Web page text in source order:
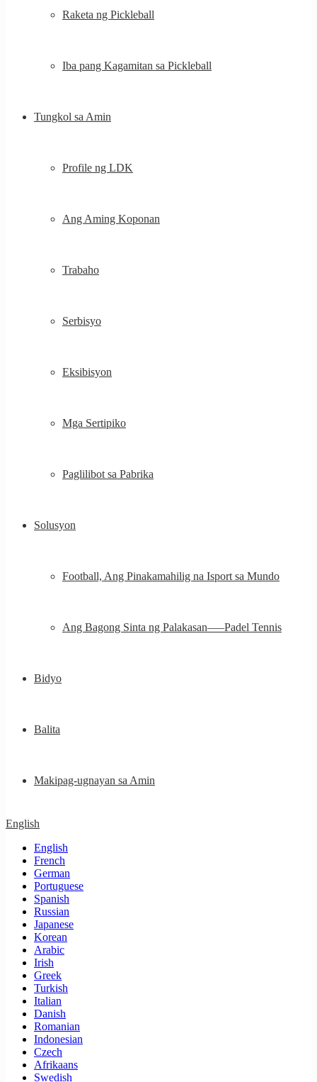
Raketa ng Pickleball
Iba pang Kagamitan sa Pickleball
Tungkol sa Amin
Profile ng LDK
Ang Aming Koponan
Trabaho
Serbisyo
Eksibisyon
Mga Sertipiko
Paglilibot sa Pabrika
Solusyon
Football, Ang Pinakamahilig na Isport sa Mundo
Ang Bagong Sinta ng Palakasan—–Padel Tennis
Bidyo
Balita
Makipag-ugnayan sa Amin
English
English
French
German
Portuguese
Spanish
Russian
Japanese
Korean
Arabic
Irish
Greek
Turkish
Italian
Danish
Romanian
Indonesian
Czech
Afrikaans
Swedish